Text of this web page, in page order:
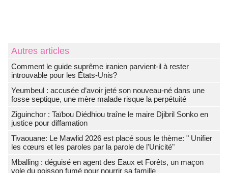
Autres articles
Comment le guide suprême iranien parvient-il à rester
introuvable pour les États-Unis?
Yeumbeul : accusée d’avoir jeté son nouveau-né dans une
fosse septique, une mère malade risque la perpétuité
Ziguinchor : Taïbou Diédhiou traîne le maire Djibril Sonko en
justice pour diffamation
Tivaouane: Le Mawlid 2026 est placé sous le thème: " Unifier
les cœurs et les paroles par la parole de l'Unicité"
Mballing : déguisé en agent des Eaux et Forêts, un maçon
vole du poisson fumé pour nourrir sa famille